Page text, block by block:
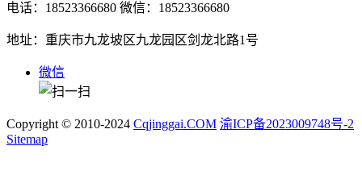
电话：18523366680 微信：18523366680
地址：重庆市九龙坡区九龙园区剑龙北路1号
微信
Copyright © 2010-2024 Cqjinggai.COM 渝ICP备2023009748号-2
Sitemap